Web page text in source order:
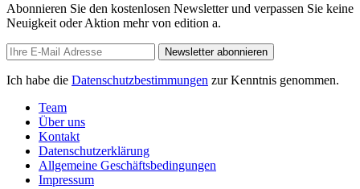
Abonnieren Sie den kostenlosen Newsletter und verpassen Sie keine
Neuigkeit oder Aktion mehr von edition a.
Newsletter abonnieren
Ich habe die Datenschutzbestimmungen zur Kenntnis genommen.
Team
Über uns
Kontakt
Datenschutzerklärung
Allgemeine Geschäftsbedingungen
Impressum